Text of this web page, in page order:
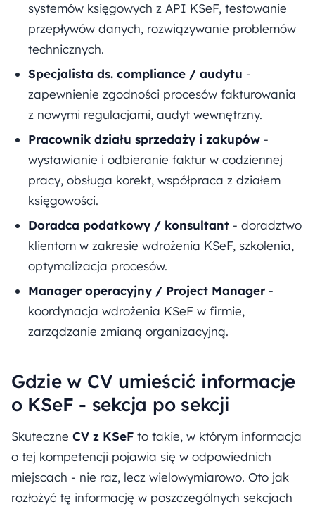
systemów księgowych z API KSeF, testowanie
przepływów danych, rozwiązywanie problemów
technicznych.
Specjalista ds. compliance / audytu -
zapewnienie zgodności procesów fakturowania
z nowymi regulacjami, audyt wewnętrzny.
Pracownik działu sprzedaży i zakupów -
wystawianie i odbieranie faktur w codziennej
pracy, obsługa korekt, współpraca z działem
księgowości.
Doradca podatkowy / konsultant - doradztwo
klientom w zakresie wdrożenia KSeF, szkolenia,
optymalizacja procesów.
Manager operacyjny / Project Manager-
koordynacja wdrożenia KSeF w firmie,
zarządzanie zmianą organizacyjną.
Gdzie w CV umieścić informacje
o KSeF - sekcja po sekcji
Skuteczne CV z KSeF to takie, w którym informacja
o tej kompetencji pojawia się w odpowiednich
miejscach - nie raz, lecz wielowymiarowo. Oto jak
rozłożyć tę informację w poszczególnych sekcjach